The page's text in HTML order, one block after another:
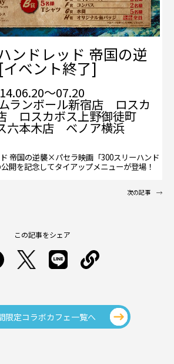
ンドレッド 帝国の逆
ベント終了]
～07.20
ランボール新宿店 ロスカ
ロスカボス上野御徒町
六本木店 ベノア横浜
帝国の逆襲×パセラ映画「300スリーハンド
開を記念してタイアップメニューが登場！
次の記事
この記事をシェア
限定コラボカフェ一覧へ